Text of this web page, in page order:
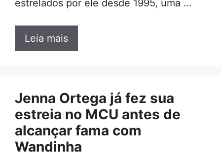
estrelados por ele desde 1995, uma …
Leia mais
Jenna Ortega já fez sua
estreia no MCU antes de
alcançar fama com
Wandinha